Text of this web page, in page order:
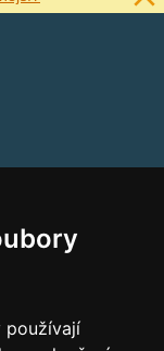
používají